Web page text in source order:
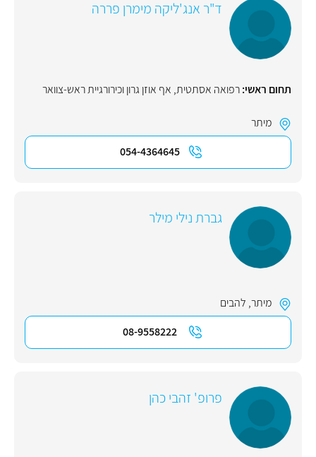
ד"ר אנג'ליקה מימרן פררה
תחום ראשי:רפואה אסתטית, אף אוזן גרון וכירורגיית ראש-צוואר
מיתר
054-4364645
גברת נילי מילר
מיתר, להבים
08-9558222
פרופ' זהבי כהן